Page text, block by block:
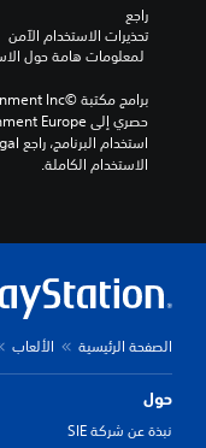
راجع
تحذيرات الاستخدام الآمن
الاستخدام الكاملة.
الصفحة الرئيسية الألعاب
حول
نبذة عن شركة SIE